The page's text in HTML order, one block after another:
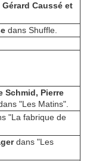
Caussé et
dans Shuffle.
Schmid, Pierre
"Les Matins".
"La fabrique de
dans "Les